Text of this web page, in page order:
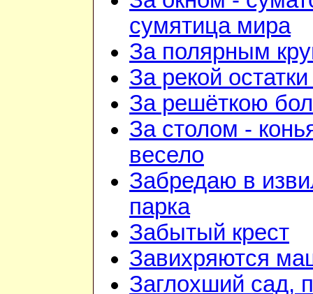
сумятица мира
За полярным
За рекой
За решёткою
За столом -
весело
Забредаю в
парка
Забытый крест
Завихряются
Заглохший сад,